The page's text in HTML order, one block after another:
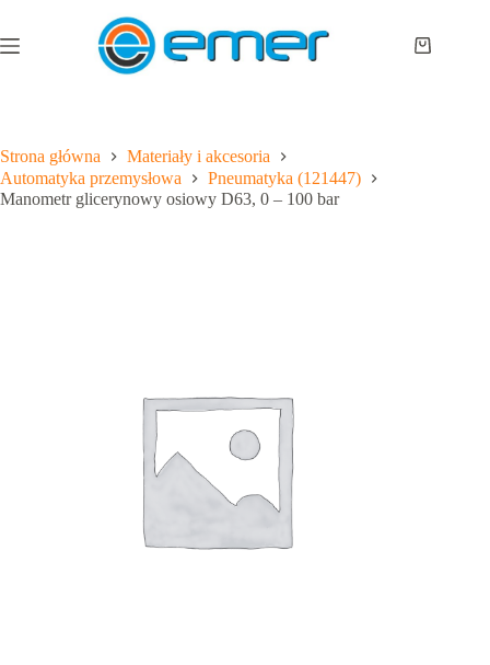
treści
Koszyk
Strona główna
Materiały i akcesoria
Automatyka przemysłowa
Pneumatyka (121447)
Manometr glicerynowy osiowy D63, 0 – 100 bar